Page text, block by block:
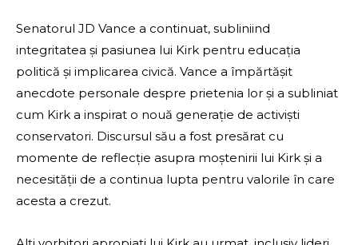
Senatorul JD Vance a continuat, subliniind
integritatea și pasiunea lui Kirk pentru educația
politică și implicarea civică. Vance a împărtășit
anecdote personale despre prietenia lor și a subliniat
cum Kirk a inspirat o nouă generație de activiști
conservatori. Discursul său a fost presărat cu
momente de reflecție asupra moștenirii lui Kirk și a
necesității de a continua lupta pentru valorile în care
acesta a crezut.